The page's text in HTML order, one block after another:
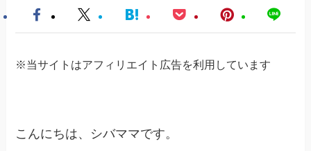
※当サイトはアフィリエイト広告を利用しています
こんにちは、シバママです。